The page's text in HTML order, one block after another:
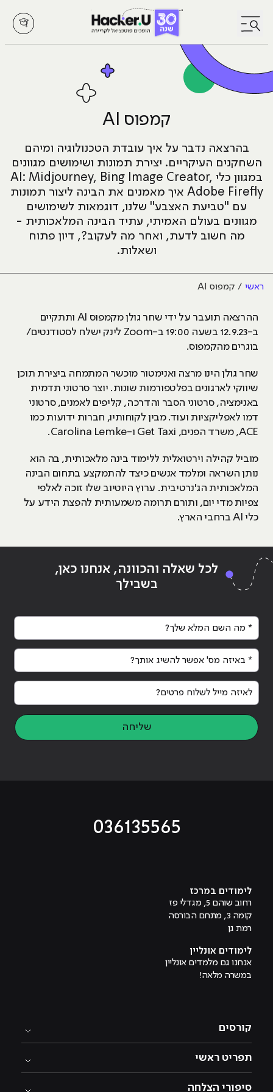
לחץ לפתיחת/סגירת תפריט
קמפוס AI
בהרצאה נדבר על איך עובדת הטכנולוגיה ומיהם
השחקנים העיקריים. יצירת תמונות ושימושים מגוונים
במגוון כלי AI: Midjourney, Bing Image Creator,
Adobe Firefly איך מאמנים את הבינה ליצור תמונות
עם "טביעת האצבע" שלנו, דוגמאות לשימושים
מגוונים בעולם האמיתי, עתיד הבינה המלאכותית -
מה חשוב לדעת, ואחר מה לעקוב?, דיון פתוח
ושאלות.
ראשי קמפוס AI
ההרצאה תועבר על ידי שחר גולן מקמפוס AI ותתקיים
ב-12.9.23 בשעה 19:00 ב-Zoom לינק ישלח לסטודנטים/
בוגרים מהקמפוס.
שחר גולן הינו מרצה ואנימטור מוכשר המתמחה ביצירת תוכן
שיווקי לארגונים בפלטפורמות שונות. יוצר סרטוני תדמית
באנימציה, סרטוני הסבר והדרכה, קליפים לאמנים, סרטוני
דמו לאפליקציות ועוד. מבין לקוחותיו, חברות ידועות כמו
ACE, משרד הפנים, Get Taxi ו-Carolina Lemke.
מוביל קהילה וירטואלית ללימוד בינה מלאכותית, בה הוא
נותן השראה ומלמד אנשים כיצד להתמקצע בתחום הבינה
המלאכותית הג'נרטיבית. ערוץ היוטיוב שלו זוכה לאלפי
צפיות מדי יום, ותורם תרומה משמעותית להפצת הידע על
כלי AI ברחבי הארץ.
לכל שאלה והכוונה, אנחנו כאן,
בשבילך
* מה השם המלא שלך?
* באיזה מס' אפשר להשיג אותך?
לאיזה מייל לשלוח פרטים?
שליחה
036135565
לימודים במרכז
רחוב שוהם 5, מגדלי פז
קומה 3, מתחם הבורסה
רמת גן
לימודים אונליין
אנחנו גם מלמדים אונליין
במשרה מלאה!
קורסים
תפריט ראשי
סיפורי הצלחה